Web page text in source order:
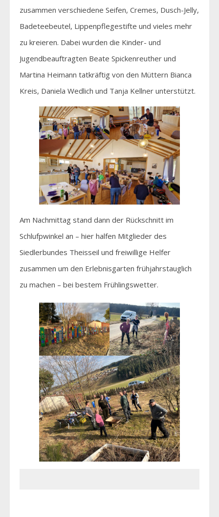
zusammen verschiedene Seifen, Cremes, Dusch-Jelly,
Badeteebeutel, Lippenpflegestifte und vieles mehr
zu kreieren. Dabei wurden die Kinder- und
Jugendbeauftragten Beate Spickenreuther und
Martina Heimann tatkräftig von den Müttern Bianca
Kreis, Daniela Wedlich und Tanja Kellner unterstützt.
Am Nachmittag stand dann der Rückschnitt im
Schlufpwinkel an – hier halfen Mitglieder des
Siedlerbundes Theisseil und freiwillige Helfer
zusammen um den Erlebnisgarten frühjahrstauglich
zu machen – bei bestem Frühlingswetter.